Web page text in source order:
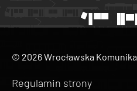
© 2026 Wrocławska
Regulamin strony